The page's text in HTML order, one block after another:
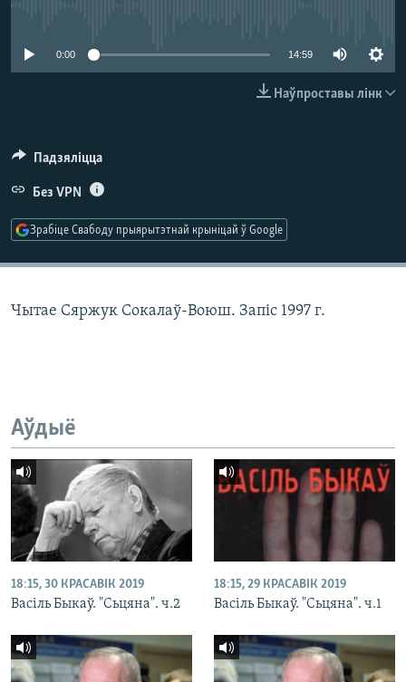
0:00 14:59
Наўпроставы лінк
Падзяліцца
Без VPN
Зрабіце Свабоду прыярытэтнай крыніцай ў Google
Чытае Сяржук Сокалаў-Воюш. Запіс 1997 г.
Аўдыё
18:15, 30 КРАСАВІК 2019
Васіль Быкаў. "Сьцяна". ч.2
18:15, 29 КРАСАВІК 2019
Васіль Быкаў. "Сьцяна". ч.1